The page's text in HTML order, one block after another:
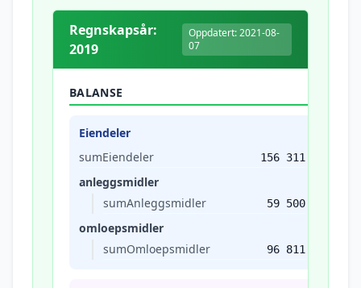
Regnskapsår:
2019
Oppdatert: 2021-08-
07
BALANSE
Eiendeler
sumEiendeler
156 311
anleggsmidler
sumAnleggsmidler
59 500
omloepsmidler
sumOmloepsmidler
96 811